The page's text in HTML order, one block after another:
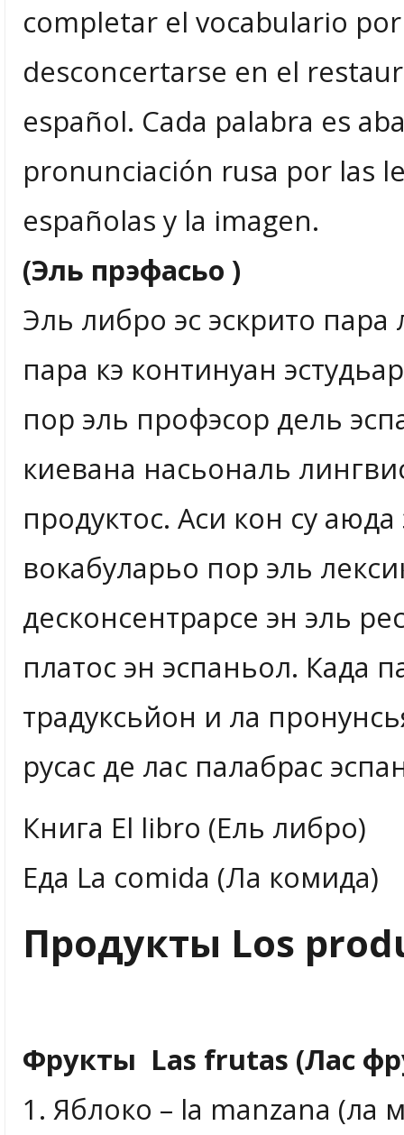
completar el vocabulario
desconcertarse en el
español. Cada palabra es
pronunciación rusa por las
españolas y la imagen.
(Эль прэфасьо )
Эль либро эс эскрито
пара кэ континуан
пор эль профэсор дель
киевана насьональ
продуктос. Аси кон су
вокабуларьо пор эль
десконсентрарсе эн эль
платос эн эспаньол. Када
традуксьйон и ла
русас де лас палабрас
Книга El libro (Ель либро)
Еда La comida (Ла комида)
Продукты Los
Фрукты Las frutas (Лас
1. Яблоко – la manzana (ла